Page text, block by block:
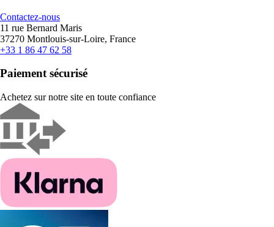
Contactez-nous
11 rue Bernard Maris
37270 Montlouis-sur-Loire, France
+33 1 86 47 62 58
Paiement sécurisé
Achetez sur notre site en toute confiance